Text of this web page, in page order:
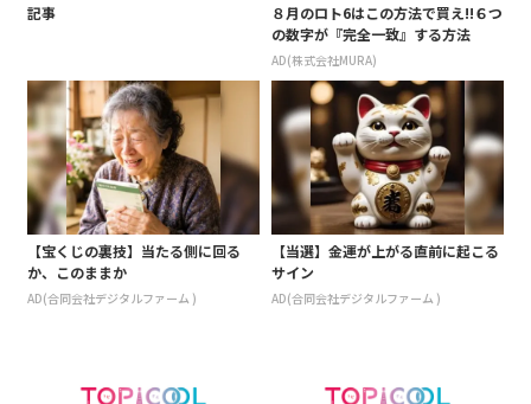
記事
８月のロト6はこの方法で買え!!６つ
の数字が『完全一致』する方法
AD(株式会社MURA)
【宝くじの裏技】当たる側に回る
か、このままか
AD(合同会社デジタルファーム )
【当選】金運が上がる直前に起こる
サイン
AD(合同会社デジタルファーム )